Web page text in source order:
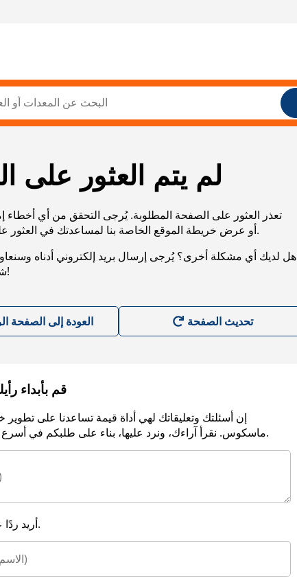
لم يتم العثور على
تعذر العثور على الصفحة المطلوبة. يُرجى التحقق من أي أخطاء
URL، أو عرض خريطة الموقع الخاصة بنا لمساعدتك في العثور على ما تريد.
هل لديك أي مشكلة أخرى؟ يُرجى إرسال بريد إلكتروني أدناه
شكرًا على صبرك!
العودة إلى الصفحة
قم بأبداء
إن أسئلتك وتعليقاتك لهي أداة قيمة تساعدنا على
ماسكوس. نقرأ آراءك، ونرد عليها، بناء على طلبكم في أسرع وقت ممكن.
أريد ردًا على رأيي.